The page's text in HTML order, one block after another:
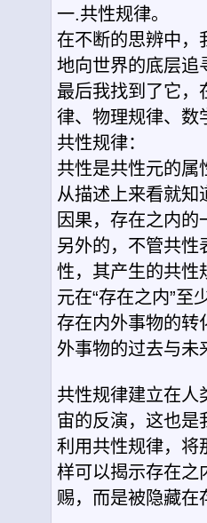
一.共性规律。
在不断的思辨中，
地向世界的底层追
最后我找到了它，
律、物理规律、数
共性规律：
共性是共性元的属
从描述上来看就知
因果，存在之内
另外的，不管共性
性，其产生的共性
元在“存在之内”至
存在内外事物的转
外事物的过去与未
共性规律建立在人
宙的反演，这也是
利用共性规律，将
样可以揭示存在之
赐，而是被隐藏在